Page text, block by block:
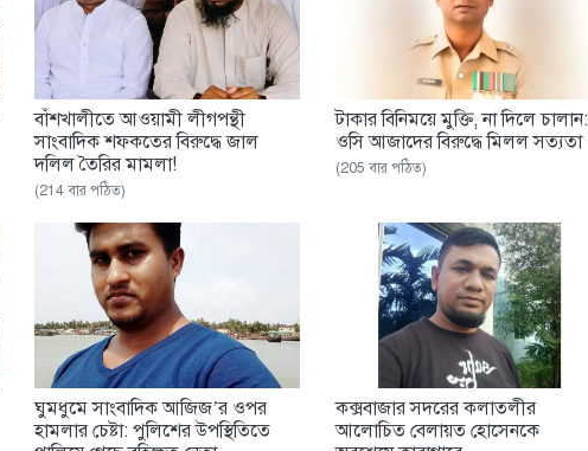
বাঁশখালীতে আওয়ামী লীগপন্থী
সাংবাদিক শফকতের বিরুদ্ধে জাল
দলিল তৈরির মামলা!
(214 বার পঠিত)
টাকার বিনিময়ে মুক্তি, না দিলে চালান:
ওসি আজাদের বিরুদ্ধে মিলল সত্যতা
(205 বার পঠিত)
ঘুমধুমে সাংবাদিক আজিজ’র ওপর
হামলার চেষ্টা: পুলিশের উপস্থিতিতে
কক্সবাজার সদরের কলাতলীর
আলোচিত বেলায়ত হোসেনকে